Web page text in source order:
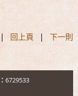
|回上頁 | 下一則
6729533